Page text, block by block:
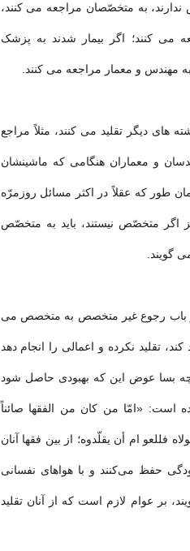
به متخصّصان مراجعه می کنند،
می کنند؛ اگر بیمار شدند به پزشک
مهندس و معمار مراجعه می کنند.
دیگر تقلید می کنند،‌ مثلاً مراجع
و معماران هنگامی که ماشینشان
طور که عقلاً در اکثر مسائل روزمرّه
اگر متخصّص نیستند، باید به متخصّص
گویند.
از باب رجوع غیر متخصص به متخصص می
تقلید نکرده و اعمالی را انجام دهد
بسا عوض این که بهبودی حاصل شود
است: «امّا من کان من الفقها صائناً
فللعو ام أن یقلّدوه؛ از بین فقها آنان
حفظ می‌کنند و با هواهای نفسانی
بر عوام لازم است که از آنان تقلید